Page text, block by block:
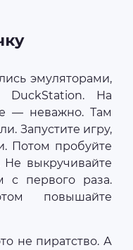
эмуляторами,
DuckStation. На
— неважно. Там
Запустите игру,
Потом пробуйте
Не выкручивайте
с первого раза.
повышайте
не пиратство. А